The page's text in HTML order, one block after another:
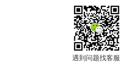
遇到问题找客服